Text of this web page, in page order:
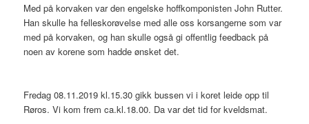
Med på korvaken var den engelske hoffkomponisten John Rutter.
Han skulle ha felleskorøvelse med alle oss korsangerne som var
med på korvaken, og han skulle også gi offentlig feedback på
noen av korene som hadde ønsket det.
Fredag 08.11.2019 kl.15.30 gikk bussen vi i koret leide opp til
Røros. Vi kom frem ca.kl.18.00. Da var det tid for kveldsmat.